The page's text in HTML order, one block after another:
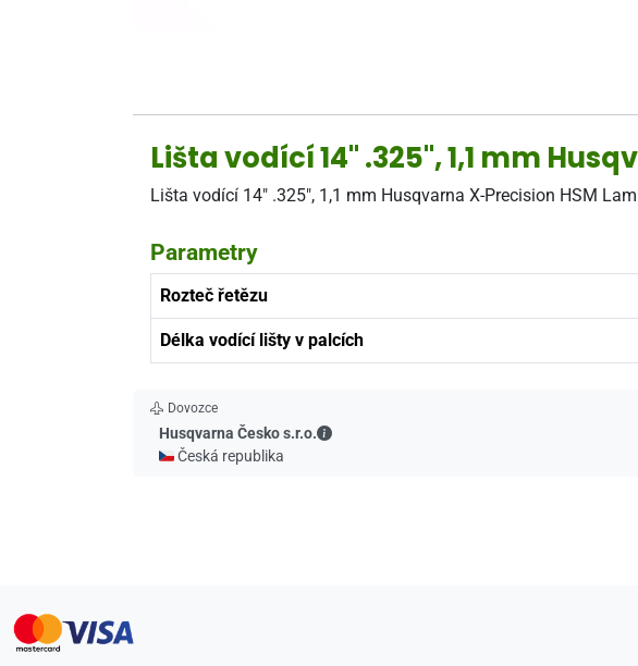
Lišta vodící 14" .325", 1,1 mm
Lišta vodící 14" .325", 1,1 mm Husqvarna X-Precision HSM
Parametry
Rozteč řetězu
Délka vodící lišty v palcích
Dovozce
Husqvarna Česko s.r.o.
Husqvarna Česko s.r.o. - Kontaktní údaje
🇨🇿 Česká republika